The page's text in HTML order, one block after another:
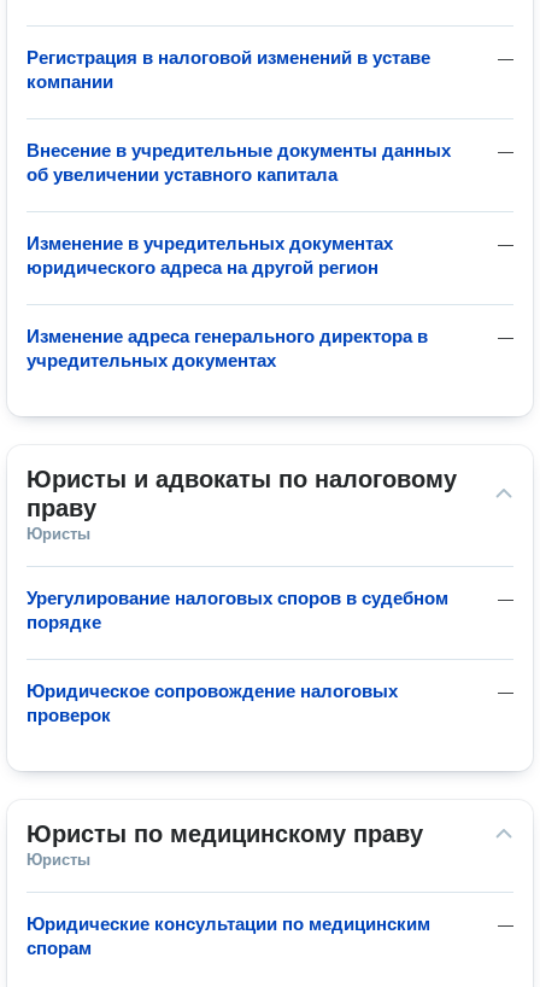
—
Регистрация в налоговой изменений в уставе
компании
—
Внесение в учредительные документы данных
об увеличении уставного капитала
—
Изменение в учредительных документах
юридического адреса на другой регион
—
Изменение адреса генерального директора в
учредительных документах
Юристы и адвокаты по налоговому
праву
Юристы
—
Урегулирование налоговых споров в судебном
порядке
—
Юридическое сопровождение налоговых
проверок
Юристы по медицинскому праву
Юристы
—
Юридические консультации по медицинским
спорам